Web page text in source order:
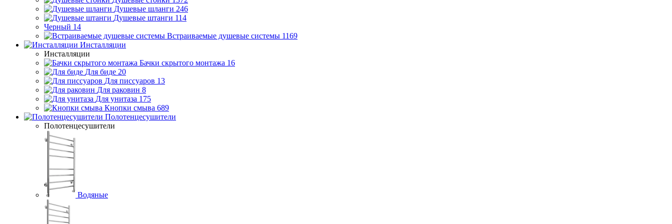
Душевые шланги 246
Душевые штанги 114
Черный 14
Встраиваемые душевые системы 1169
Инсталляции
Инсталляции
Бачки скрытого монтажа 16
Для биде 20
Для писсуаров 13
Для раковин 8
Для унитаза 175
Кнопки смыва 689
Полотенцесушители
Полотенцесушители
Водяные